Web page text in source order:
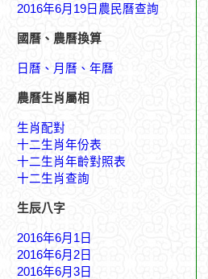
2016年6月19日農民曆查詢
國曆、農曆換算
日曆、月曆、年曆
農曆生肖屬相
生肖配對
十二生肖年份表
十二生肖年齡對照表
十二生肖查詢
生辰八字
2016年6月1日
2016年6月2日
2016年6月3日